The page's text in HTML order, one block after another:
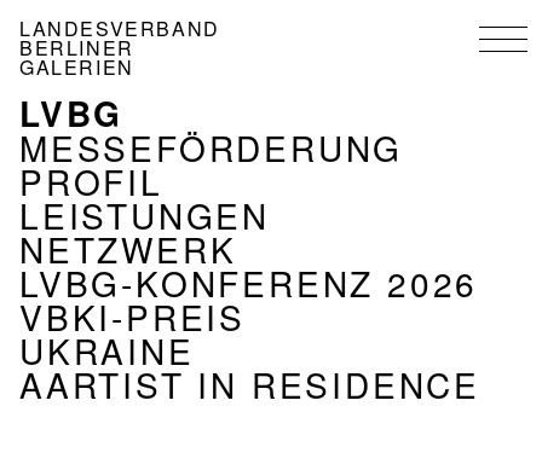
zum
Inhalt
LANDESVERBAND
BERLINER
GALERIEN
NAVIGATION
VERBAND
LVBG
MESSEFÖRDERUNG
PROFIL
LEISTUNGEN
NETZWERK
LVBG-KONFERENZ 2026
VBKI-PREIS
UKRAINE
AARTIST IN RESIDENCE